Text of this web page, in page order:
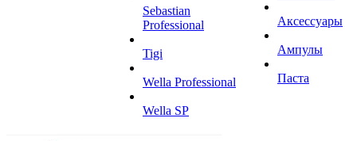
Sebastian
Professional
Tigi
Wella Professional
Wella SP
Аксессуары
Ампулы
Паста